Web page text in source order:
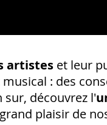
artistes et leur
: des
découvrez l'
plaisir de